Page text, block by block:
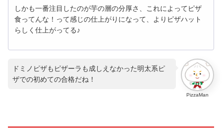
しかも一番注目したのが芋の層の分厚さ、
これによってピザ
食ってんな！って感じの仕上がりになって、
よりピザハット
らしく仕上がってる♪
PizzaMan
ドミノピザもピザーラも成しえなかった明太系ピ
ザでの初めての合格だね！